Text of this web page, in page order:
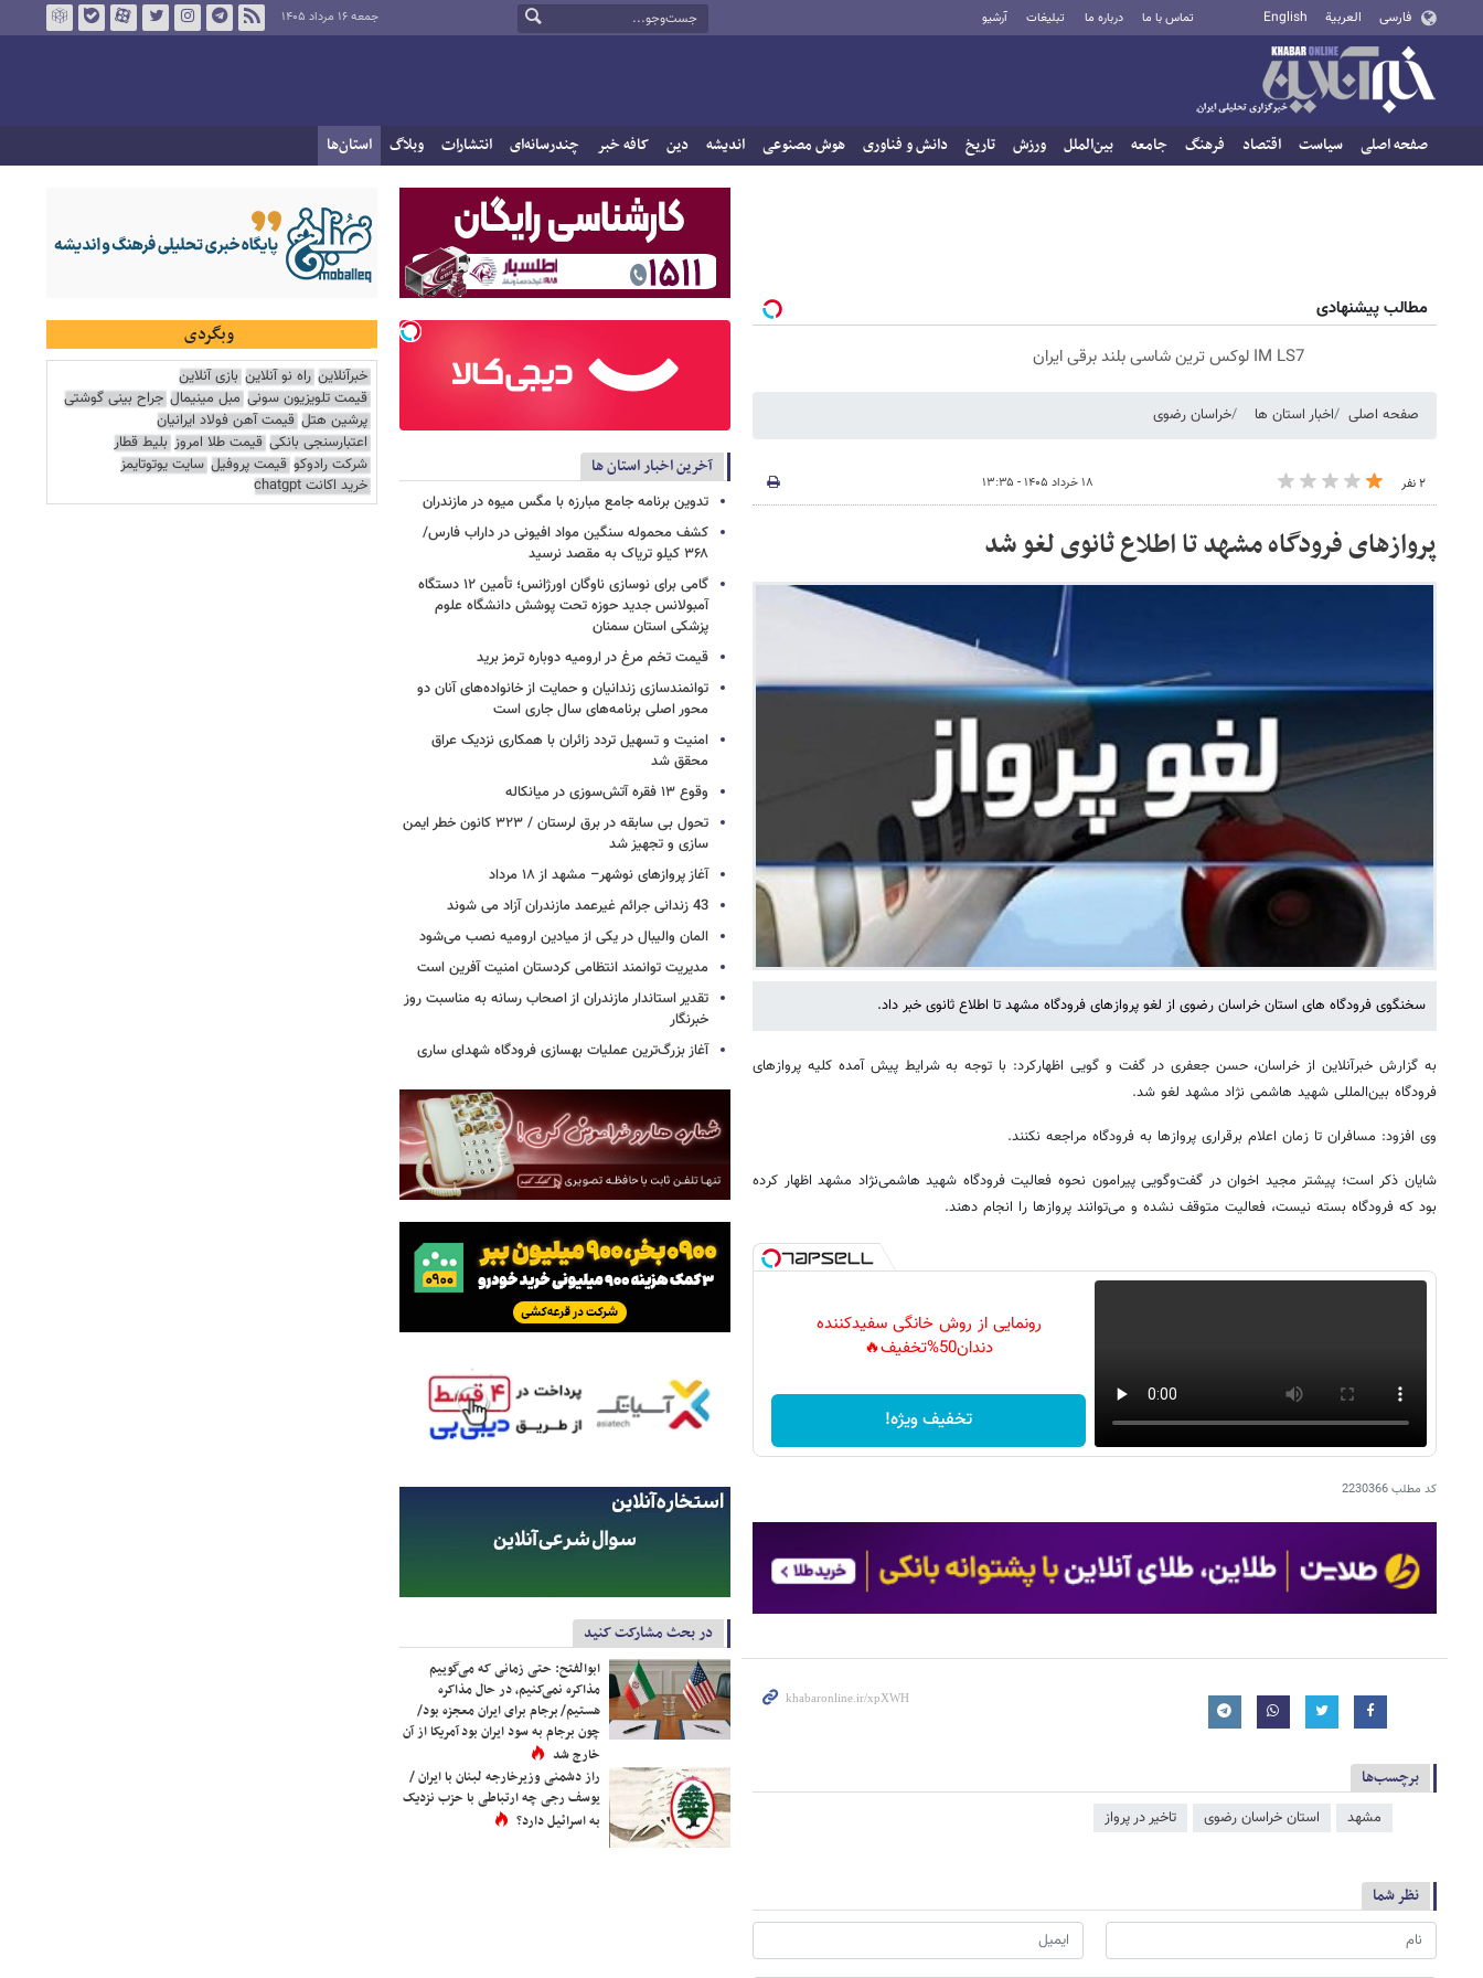
فارسی العربية English تماس با ما درباره ما تبلیغات آرشیو جمعه ۱۶ مرداد ۱۴۰۵
صفحه اصلی سیاست اقتصاد فرهنگ جامعه بین‌الملل ورزش تاریخ دانش و فناوری هوش مصنوعی اندیشه دین کافه خبر چندرسانه‌ای انتشارات وبلاگ استان‌ها
مطالب پیشنهادی
IM LS7 لوکس ترین شاسی بلند برقی ایران
صفحه اصلی اخبار استان ها خراسان رضوی
۲ نفر ۱۸ خرداد ۱۴۰۵ - ۱۳:۳۵
پروازهای فرودگاه مشهد تا اطلاع ثانوی لغو شد
سخنگوی فرودگاه های استان خراسان رضوی از لغو پروازهای فرودگاه مشهد تا اطلاع ثانوی خبر داد.
به گزارش خبرآنلاین از خراسان، حسن جعفری در گفت و گویی اظهارکرد: با توجه به شرایط پیش آمده کلیه پروازهای
فرودگاه بین‌المللی شهید هاشمی نژاد مشهد لغو شد.
وی افزود: مسافران تا زمان اعلام برقراری پروازها به فرودگاه مراجعه نکنند.
شایان ذکر است؛ پیشتر مجید اخوان در گفت‌وگویی پیرامون نحوه فعالیت فرودگاه شهید هاشمی‌نژاد مشهد اظهار کرده
بود که فرودگاه بسته نیست، فعالیت متوقف نشده و می‌توانند پروازها را انجام دهند.
رونمایی از روش خانگی سفیدکننده
دندان50%تخفیف🔥
تخفیف ویژه!
کد مطلب2230366
برچسب‌ها
مشهد استان خراسان رضوی تاخیر در پرواز
نظر شما
آخرین اخبار استان ها
تدوین برنامه جامع مبارزه با مگس میوه در مازندران
کشف محموله سنگین مواد افیونی در داراب فارس/
۳۶۸ کیلو تریاک به مقصد نرسید
گامی برای نوسازی ناوگان اورژانس؛ تأمین ۱۲ دستگاه
آمبولانس جدید حوزه تحت پوشش دانشگاه علوم
پزشکی استان سمنان
قیمت تخم مرغ در ارومیه دوباره ترمز برید
توانمندسازی زندانیان و حمایت از خانواده‌های آنان دو
محور اصلی برنامه‌های سال جاری است
امنیت و تسهیل تردد زائران با همکاری نزدیک عراق
محقق شد
وقوع ۱۳ فقره آتش‌سوزی در میانکاله
تحول بی سابقه در برق لرستان / ۳۲۳ کانون خطر ایمن
سازی و تجهیز شد
آغاز پروازهای نوشهر– مشهد از ۱۸ مرداد
43 زندانی جرائم غیرعمد مازندران آزاد می شوند
المان والیبال در یکی از میادین ارومیه نصب می‌شود
مدیریت توانمند انتظامی کردستان امنیت آفرین است
تقدیر استاندار مازندران از اصحاب رسانه به مناسبت روز
خبرنگار
آغاز بزرگ‌ترین عملیات بهسازی فرودگاه شهدای ساری
در بحث مشارکت کنید
ابوالفتح: حتی زمانی که می‌گوییم
مذاکره نمی‌کنیم، در حال مذاکره
هستیم/ برجام برای ایران معجزه بود/
چون برجام به سود ایران بود آمریکا از آن
خارج شد
راز دشمنی وزیرخارجه لبنان با ایران /
یوسف رجی چه ارتباطی با حزب نزدیک
به اسرائیل دارد؟
وبگردی
خبرآنلاین راه نو آنلاین بازی آنلاین
قیمت تلویزیون سونی مبل مینیمال جراح بینی گوشتی
پرشین هتل قیمت آهن فولاد ایرانیان
اعتبارسنجی بانکی قیمت طلا امروز بلیط قطار
شرکت رادوکو قیمت پروفیل سایت یوتوتایمز
خرید اکانت chatgpt